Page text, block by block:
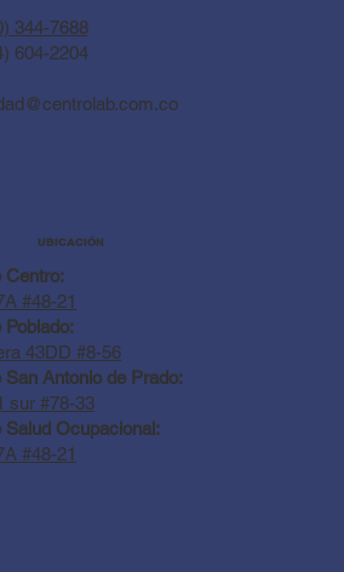
344-7688
604-2204
UBICACIÓN
Centro:
#48-21
Poblado:
43DD #8-56
San Antonio de Prado:
sur #78-33
Salud Ocupacional:
#48-21